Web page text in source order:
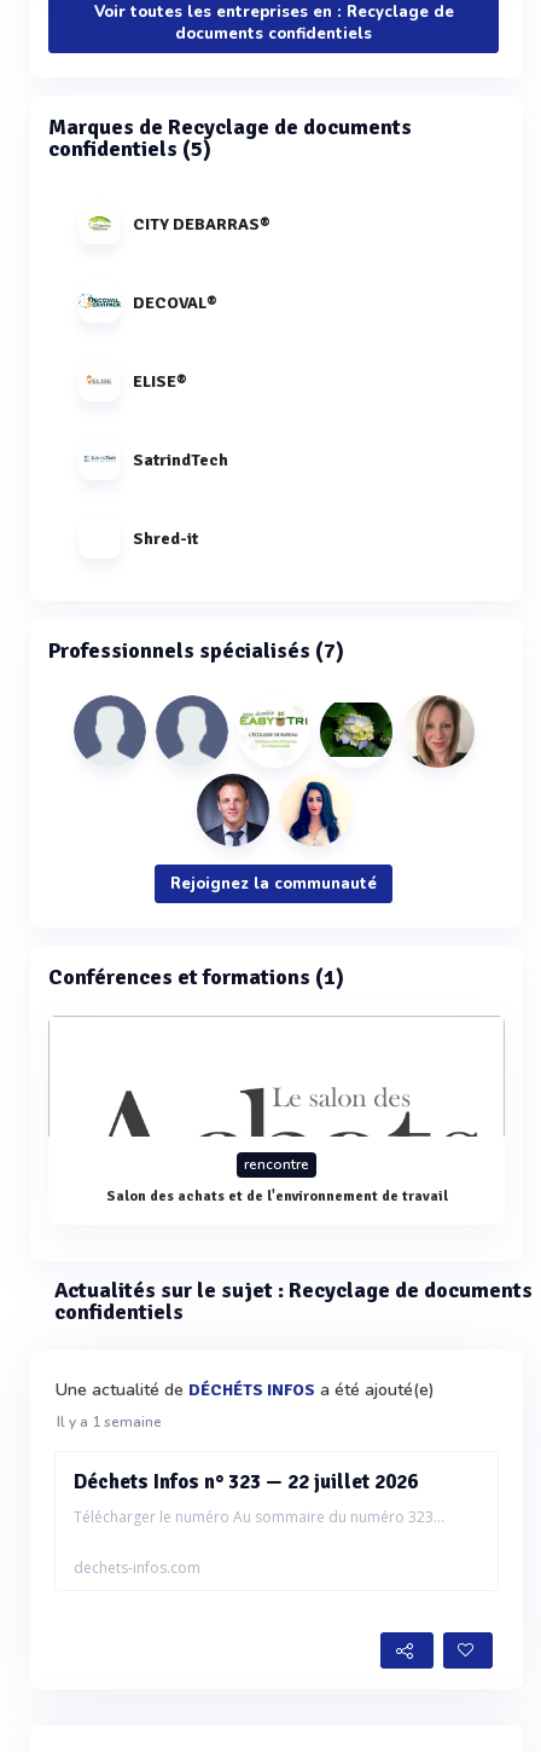
Voir toutes les entreprises en : Recyclage de
documents confidentiels
Marques de Recyclage de documents
confidentiels (5)
CITY DEBARRAS®
DECOVAL®
ELISE®
SatrindTech
Shred-it
Professionnels spécialisés (7)
Rejoignez la communauté
Conférences et formations (1)
rencontre
Salon des achats et de l'environnement de travail
Actualités sur le sujet : Recyclage de documents
confidentiels
Une actualité de DÉCHÉTS INFOS a été ajouté(e)
Il y a 1 semaine
Déchets Infos n° 323 — 22 juillet 2026
Télécharger le numéro Au sommaire du numéro 323...
dechets-infos.com